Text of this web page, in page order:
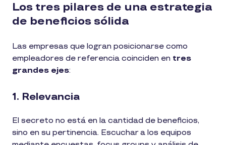
Los tres pilares de una estrategia
de beneficios sólida
Las empresas que logran posicionarse como
empleadores de referencia coinciden en tres
grandes ejes:
1. Relevancia
El secreto no está en la cantidad de beneficios,
sino en su pertinencia. Escuchar a los equipos